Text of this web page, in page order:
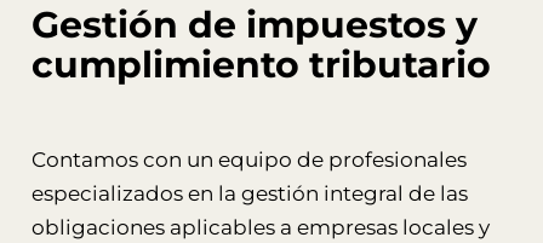
Gestión de impuestos y
cumplimiento tributario
Contamos con un equipo de profesionales
especializados en la gestión integral de las
obligaciones aplicables a empresas locales y